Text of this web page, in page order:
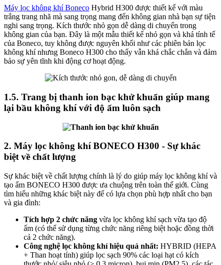
Máy lọc không khí Boneco Hybrid H300 được thiết kế với màu
trắng trang nhã mà sang trọng mang đến không gian nhà bạn sự tiện
nghi sang trọng. Kích thước nhỏ gọn dễ dàng di chuyển trong
không gian của bạn. Đây là một mẫu thiết kế nhỏ gọn và khá tính tế
của Boneco, tuy không được nguyên khối như các phiên bản lọc
không khí nhưng Boneco H300 cho thấy vẫn khá chắc chắn và đảm
bảo sự yên tĩnh khi động cơ hoạt động.
1.5. Trang bị thanh ion bạc khử khuẩn giúp mang
lại bầu không khí với độ ẩm luôn sạch
2. Máy lọc không khí BONECO H300 - Sự khác
biệt về chất lượng
Sự khác biệt về chất lượng chính là lý do giúp máy lọc không khí và
tạo ẩm BONECO H300 được ưa chuộng trên toàn thế giới. Cùng
tìm hiểu những khác biệt này để có lựa chọn phù hợp nhất cho bạn
và gia đình:
Tích hợp 2 chức năng vừa lọc không khí sạch vừa tạo độ
ẩm (có thể sử dụng từng chức năng riêng biệt hoặc đồng thời
cả 2 chức năng).
Công nghệ lọc không khí hiệu quả nhất: HYBRID (HEPA
+ Than hoạt tính) giúp lọc sạch 90% các loại hạt có kích